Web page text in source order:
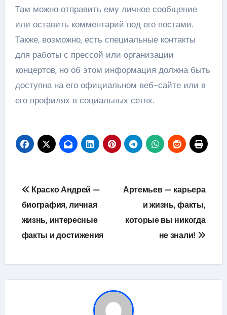
Там можно отправить ему личное сообщение
или оставить комментарий под его постами.
Также, возможно, есть специальные контакты
для работы с прессой или организации
концертов, но об этом информация должна быть
доступна на его официальном веб-сайте или в
его профилях в социальных сетях.
Навигация
по
записям
Краско Андрей —
биография, личная
жизнь, интересные
факты и достижения
Артемьев — карьера
и жизнь, факты,
которые вы никогда
не знали!